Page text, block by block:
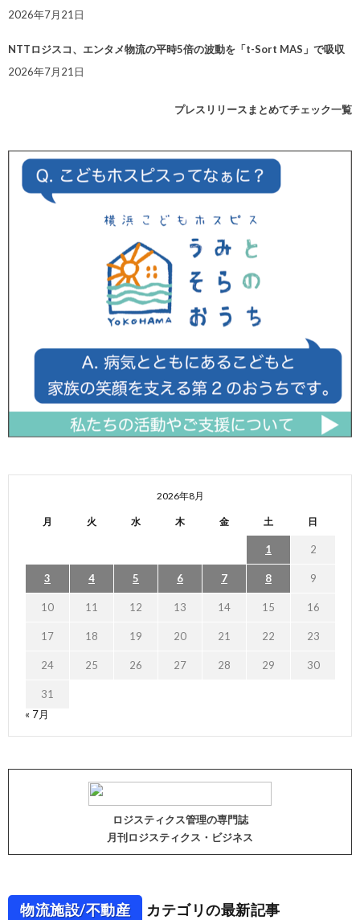
2026年7月21日
NTTロジスコ、エンタメ物流の平時5倍の波動を「t-Sort MAS」で吸収
2026年7月21日
プレスリリースまとめてチェック一覧
2026年8月
月 火 水 木 金 土 日
1 2
3 4 5 6 7 8 9
10 11 12 13 14 15 16
17 18 19 20 21 22 23
24 25 26 27 28 29 30
31
« 7月
ロジスティクス管理の専門誌
月刊ロジスティクス・ビジネス
物流施設/不動産 カテゴリの最新記事